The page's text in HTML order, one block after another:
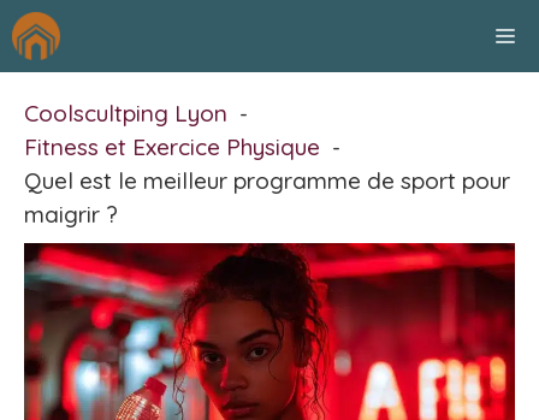
Aller
au
Coolscultping Lyon
Fitness et Exercice Physique
Quel est le meilleur programme de sport pour
maigrir ?